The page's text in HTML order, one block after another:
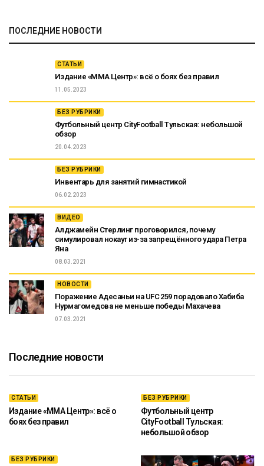
ПОСЛЕДНИЕ НОВОСТИ
СТАТЬИ
Издание «ММА Центр»: всё о боях без правил
11.05.2023
БЕЗ РУБРИКИ
Футбольный центр CityFootball Тульская: небольшой
обзор
20.04.2023
БЕЗ РУБРИКИ
Инвентарь для занятий гимнастикой
06.02.2023
ВИДЕО
Алджамейн Стерлинг проговорился, почему
симулировал нокаут из-за запрещённого удара Петра
Яна
08.03.2021
НОВОСТИ
Поражение Адесаньи на UFC 259 порадовало Хабиба
Нурмагомедова не меньше победы Махачева
07.03.2021
Последние новости
СТАТЬИ
Издание «ММА Центр»: всё о
боях без правил
БЕЗ РУБРИКИ
Футбольный центр
CityFootball Тульская:
небольшой обзор
БЕЗ РУБРИКИ